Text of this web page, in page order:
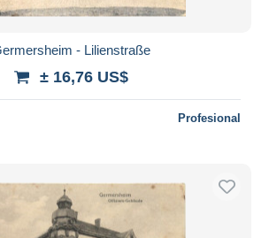
- Lilienstraße
± 16,76 US$
Profesional